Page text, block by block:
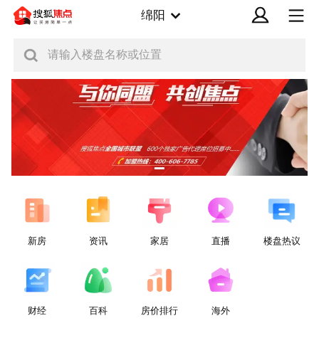
绵阳
请输入楼盘名称或位置
新房 资讯 家居 直播 楼盘热议
财经 百科 房价排行 海外